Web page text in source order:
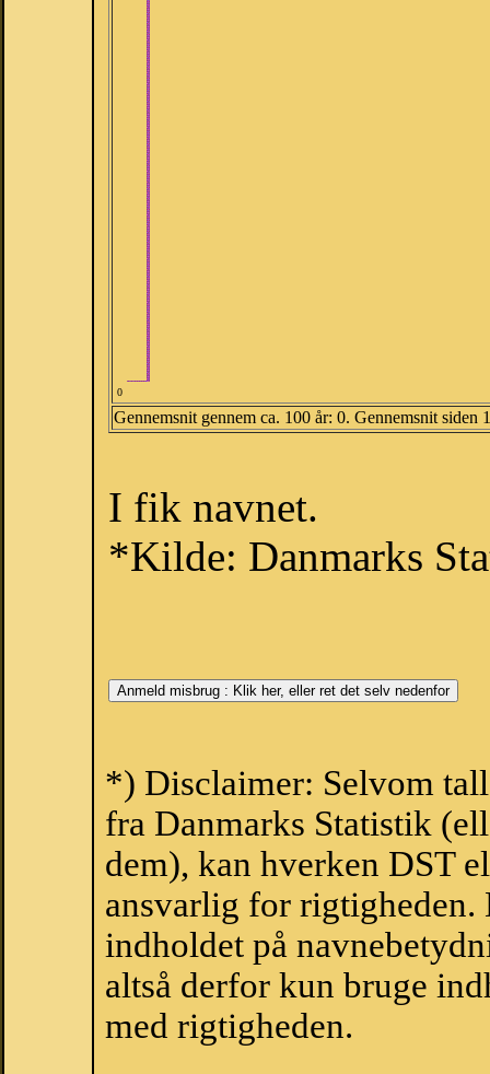
0
Gennemsnit gennem ca. 100 år: 0. Gennemsnit siden
I fik navnet.
*Kilde: Danmarks
*) Disclaimer: Selvom
fra Danmarks Statistik
dem), kan hverken DST
ansvarlig for
indholdet på
altså derfor kun bruge
med rigtigheden.